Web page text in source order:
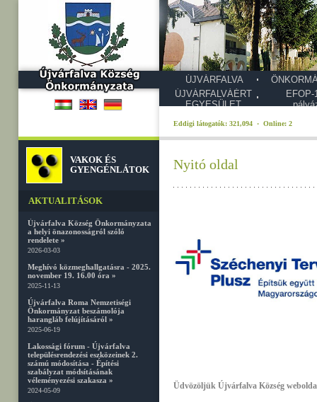
ÚJVÁRFALVA
ÚJVÁRFALVÁÉRT
EGYESÜLET
EFOP-
Eddigi látogatók: 321,094 · Online: 2
VAKOK ÉS
GYENGÉNLÁTOK
AKTUALITÁSOK
Újvárfalva Község Önkormányzata
a helyi önazonosságról szóló
rendelete »
2026-03-03
Meghívó közmeghallgatásra - 2025.
november 19. 16.00 óra »
2025-11-13
Újvárfalva Roma Nemzetiségi
Önkormányzat beszámolója
harangláb felújításáról »
2025-06-19
Lakossági fórum - Újvárfalva
településrendezési eszközeinek 2.
számú módosítása - Építési
szabályzat módsításának
véleményezési szakasza »
2024-05-09
Nyitó oldal
Üdvözöljük Újvárfalva Község